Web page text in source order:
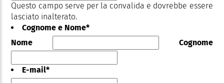
Questo campo serve per la convalida e dovrebbe essere
lasciato inalterato.
Cognome e Nome*
Nome
Cognome
E-mail*